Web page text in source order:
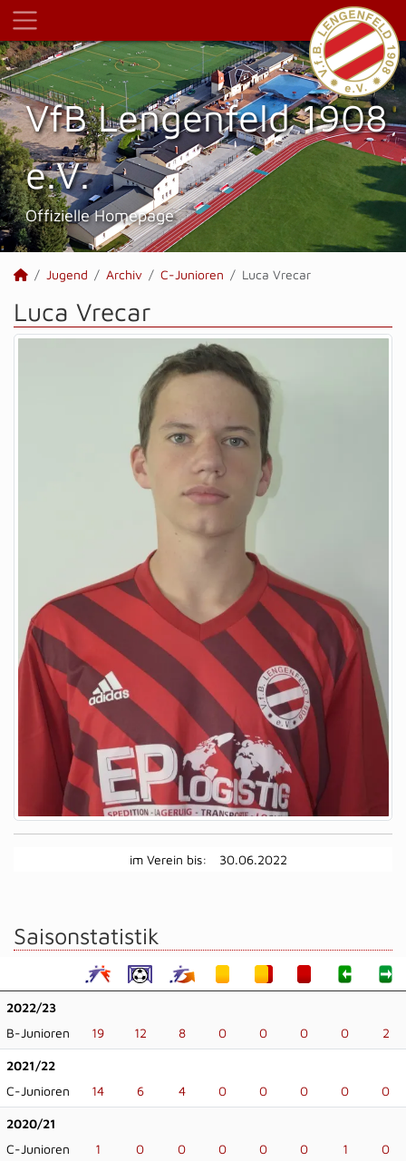
VfB Lengenfeld 1908
e.V.
Offizielle Homepage
Jugend Archiv C-Junioren Luca Vrecar
Luca Vrecar
im Verein bis: 30.06.2022
Saisonstatistik
2022/23
B-Junioren
19 12 8 0 0 0 0 2
2021/22
C-Junioren
14 6 4 0 0 0 0 0
2020/21
C-Junioren
1 0 0 0 0 0 1 0